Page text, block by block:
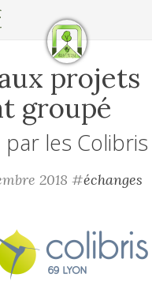
projets
groupé
les Colibris
2018 #échanges